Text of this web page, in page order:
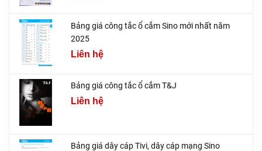
Bảng giá công tắc ổ cắm Sino mới nhất năm
2025
Liên hệ
Bảng giá công tắc ổ cắm T&J
Liên hệ
Bảng giá dây cáp Tivi, dây cáp mạng Sino